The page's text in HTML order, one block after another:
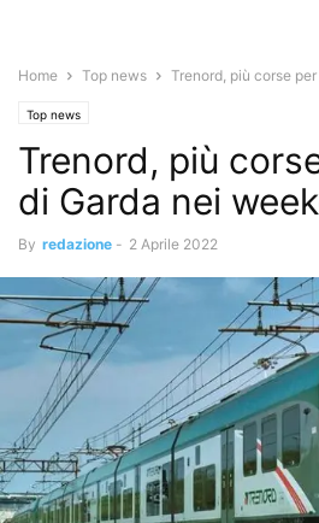
Home Top news Trenord, più corse
Top news
Trenord, più
di Garda nei
By redazione - 2 Aprile 2022